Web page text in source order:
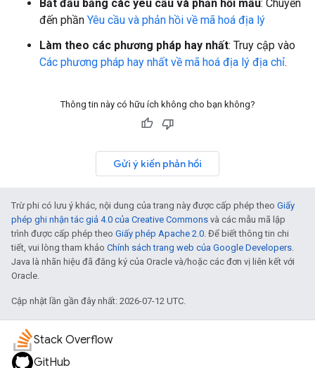
Bắt đầu bằng các yêu cầu và phản hồi mẫu: Chuyển
đến phần Yêu cầu và phản hồi về mã hoá địa lý
Làm theo các phương pháp hay nhất: Truy cập vào
Các phương pháp hay nhất về mã hoá địa lý địa chỉ.
Thông tin này có hữu ích không cho bạn không?
Gửi ý kiến phản hồi
Trừ phi có lưu ý khác, nội dung của trang này được cấp phép theo Giấy
phép ghi nhận tác giả 4.0 của Creative Commons và các mẫu mã lập
trình được cấp phép theo Giấy phép Apache 2.0. Để biết thông tin chi
tiết, vui lòng tham khảo Chính sách trang web của Google Developers.
Java là nhãn hiệu đã đăng ký của Oracle và/hoặc các đơn vị liên kết với
Oracle.
Cập nhật lần gần đây nhất: 2026-07-12 UTC.
Stack Overflow
GitHub